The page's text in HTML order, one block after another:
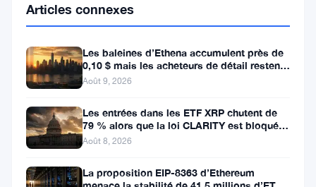
marché
cryptomonnaies.
date
Articles connexes
Les baleines d’Ethena accumulent près de
0,10 $ mais les acheteurs de détail restent
à l’écart
Août 9, 2026
Les entrées dans les ETF XRP chutent de
79 % alors que la loi CLARITY est bloquée
avant la pause du Sénat
Août 8, 2026
La proposition EIP-8363 d’Ethereum